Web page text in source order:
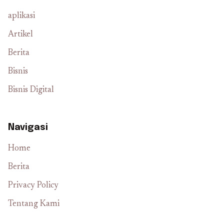
aplikasi
Artikel
Berita
Bisnis
Bisnis Digital
Navigasi
Home
Berita
Privacy Policy
Tentang Kami